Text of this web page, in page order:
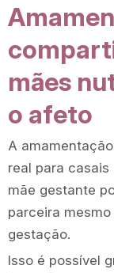
mães
o afeto
A
real para casais
mãe gestante
parceira
gestação.
Isso é possível